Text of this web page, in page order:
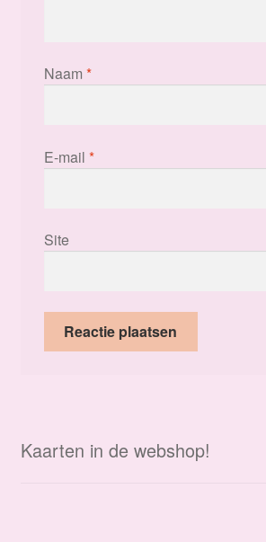
Naam *
E-mail *
Site
Kaarten in de webshop!